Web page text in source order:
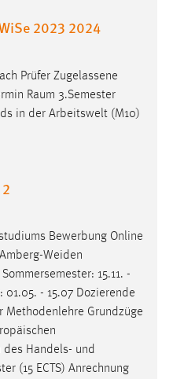
2023 2024
Prüfer Zugelassene
Raum 3.Semester
in der Arbeitswelt (M10)
Bewerbung Online
Weiden
15.11. -
01.05. - 15.07 Dozierende
Methodenlehre Grundzüge
des Handels- und
(15 ECTS) Anrechnung
mibew_locale, mibew-
frame-style-
mibew_locale = 3
sich an der Website